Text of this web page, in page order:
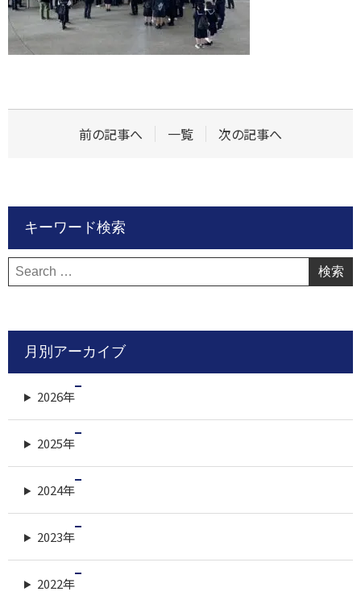
前の記事へ 一覧 次の記事へ
キーワード検索
検
索:
月別アーカイブ
2026年
2025年
2024年
2023年
2022年